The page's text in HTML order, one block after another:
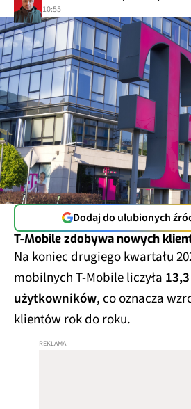
10:55
Dodaj do ulubionych
T-Mobile zdobywa nowych
Na koniec drugiego kwartału
mobilnych T-Mobile liczyła
użytkowników, co oznacza
klientów rok do roku.